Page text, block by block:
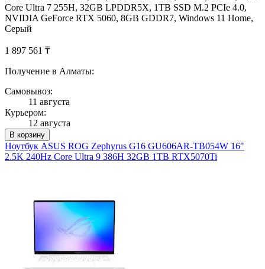
Core Ultra 7 255H, 32GB LPDDR5X, 1TB SSD M.2 PCIe 4.0,
NVIDIA GeForce RTX 5060, 8GB GDDR7, Windows 11 Home,
Серый
1 897 561 ₸
Получение в Алматы:
Самовывоз:
11 августа
Курьером:
12 августа
В корзину
Ноутбук ASUS ROG Zephyrus G16 GU606AR-TB054W 16"
2.5K 240Hz Core Ultra 9 386H 32GB 1TB RTX5070Ti